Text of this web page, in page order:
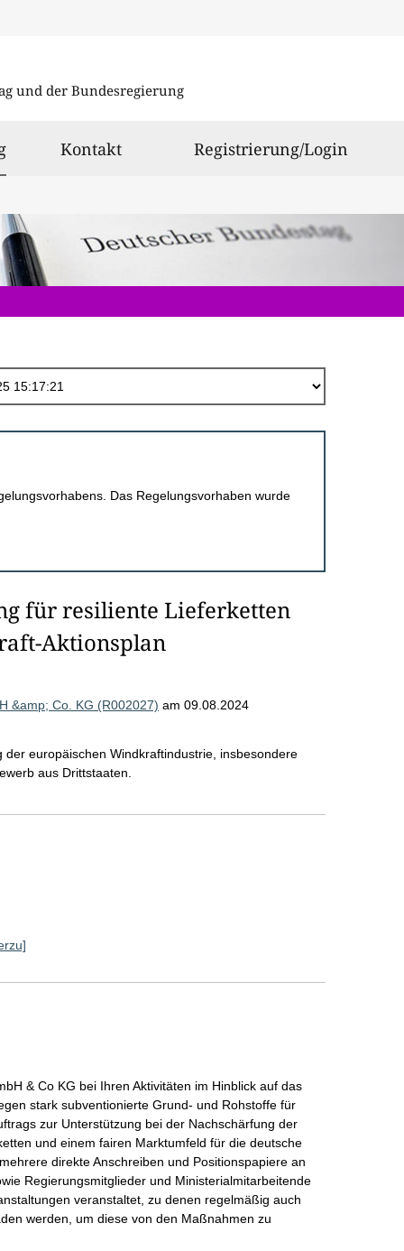
und der Bundesregierung
ausgewählt
Kontakt Registrierung/Login
Das Regelungsvorhaben wurde
für resiliente Lieferketten
Aktionsplan
&amp; Co. KG (R002027) am 09.08.2024
europäischen Windkraftindustrie, insbesondere
aus Drittstaaten.
& Co KG bei Ihren Aktivitäten im Hinblick auf das
stark subventionierte Grund- und Rohstoffe für
zur Unterstützung bei der Nachschärfung der
und einem fairen Marktumfeld für die deutsche
direkte Anschreiben und Positionspapiere an
Regierungsmitglieder und Ministerialmitarbeitende
veranstaltet, zu denen regelmäßig auch
werden, um diese von den Maßnahmen zu